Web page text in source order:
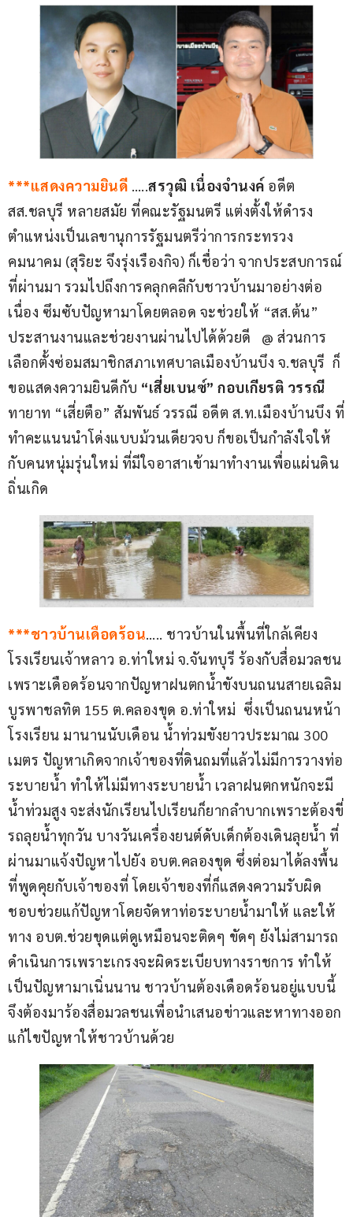
***แสดงความยินดี …..สรวุฒิ เนื่องจำนงค์ อดีต
สส.ชลบุรี หลายสมัย ที่คณะรัฐมนตรี แต่งตั้งให้ดำรง
ตำแหน่งเป็นเลขานุการรัฐมนตรีว่าการกระทรวง
คมนาคม (สุริยะ จึงรุ่งเรืองกิจ) ก็เชื่อว่า จากประสบการณ์
ที่ผ่านมา รวมไปถึงการคลุกคลีกับชาวบ้านมาอย่างต่อ
เนื่อง ซึมซับปัญหามาโดยตลอด จะช่วยให้ “สส.ต้น”
ประสานงานและช่วยงานผ่านไปได้ด้วยดี   @ ส่วนการ
เลือกตั้งซ่อมสมาชิกสภาเทศบาลเมืองบ้านบึง จ.ชลบุรี  ก็
ขอแสดงความยินดีกับ “เสี่ยเบนซ์” กอบเกียรติ วรรณี
ทายาท “เสี่ยตือ” สัมพันธ์ วรรณี อดีต ส.ท.เมืองบ้านบึง ที่
ทำคะแนนนำโด่งแบบม้วนเดียวจบ ก็ขอเป็นกำลังใจให้
กับคนหนุ่มรุ่นใหม่ ที่มีใจอาสาเข้ามาทำงานเพื่อแผ่นดิน
ถิ่นเกิด
***ชาวบ้านเดือดร้อน….. ชาวบ้านในพื้นที่ใกล้เคียง
โรงเรียนเจ้าหลาว อ.ท่าใหม่ จ.จันทบุรี ร้องกับสื่อมวลชน
เพราะเดือดร้อนจากปัญหาฝนตกน้ำขังบนถนนสายเฉลิม
บูรพาชลทิต 155 ต.คลองขุด อ.ท่าใหม่  ซึ่งเป็นถนนหน้า
โรงเรียน มานานนับเดือน น้ำท่วมขังยาวประมาณ 300
เมตร ปัญหาเกิดจากเจ้าของที่ดินถมที่แล้วไม่มีการวางท่อ
ระบายน้ำ ทำให้ไม่มีทางระบายน้ำ เวลาฝนตกหนักจะมี
น้ำท่วมสูง จะส่งนักเรียนไปเรียนก็ยากลำบากเพราะต้องขี่
รถลุยน้ำทุกวัน บางวันเครื่องยนต์ดับเด็กต้องเดินลุยน้ำ ที่
ผ่านมาแจ้งปัญหาไปยัง อบต.คลองขุด ซึ่งต่อมาได้ลงพื้น
ที่พูดคุยกับเจ้าของที่ โดยเจ้าของที่ก็แสดงความรับผิด
ชอบช่วยแก้ปัญหาโดยจัดหาท่อระบายน้ำมาให้ และให้
ทาง อบต.ช่วยขุดแต่ดูเหมือนจะติดๆ ขัดๆ ยังไม่สามารถ
ดำเนินการเพราะเกรงจะผิดระเบียบทางราชการ ทำให้
เป็นปัญหามาเนิ่นนาน ชาวบ้านต้องเดือดร้อนอยู่แบบนี้
จึงต้องมาร้องสื่อมวลชนเพื่อนำเสนอข่าวและหาทางออก
แก้ไขปัญหาให้ชาวบ้านด้วย